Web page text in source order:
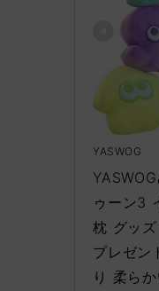
YASWOG
ゥーン3
枕 グッ
プレゼン
り 柔ら